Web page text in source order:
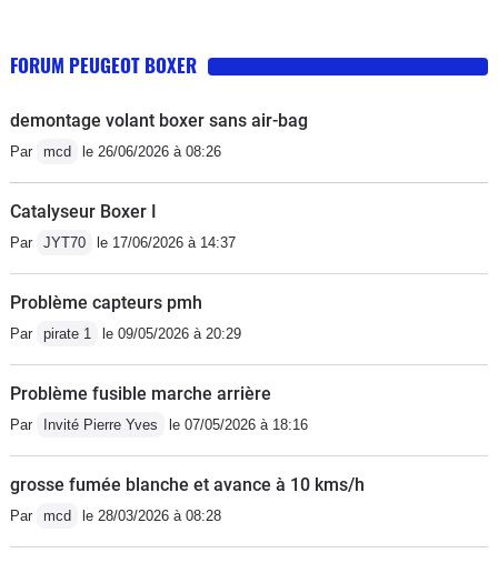
FORUM PEUGEOT BOXER
demontage volant boxer sans air-bag
Par mcd le 26/06/2026 à 08:26
Catalyseur Boxer I
Par JYT70 le 17/06/2026 à 14:37
Problème capteurs pmh
Par pirate 1 le 09/05/2026 à 20:29
Problème fusible marche arrière
Par Invité Pierre Yves le 07/05/2026 à 18:16
grosse fumée blanche et avance à 10 kms/h
Par mcd le 28/03/2026 à 08:28